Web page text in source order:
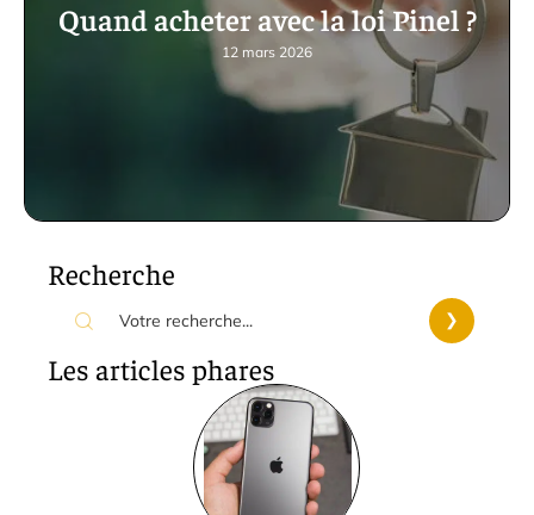
Quand acheter avec la loi Pinel ?
12 mars 2026
Recherche
Les articles phares